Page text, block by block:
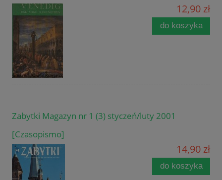
12,90 zł
do koszyka
Zabytki Magazyn nr 1 (3) styczeń/luty 2001
[Czasopismo]
14,90 zł
do koszyka